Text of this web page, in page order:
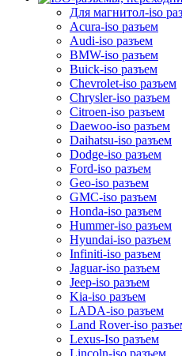
Для магнитол-iso
Acura-iso разъем
Audi-iso разъем
BMW-iso разъем
Buick-iso разъем
Chevrolet-iso разъем
Chrysler-iso разъем
Citroen-iso разъем
Daewoo-iso разъем
Daihatsu-iso разъем
Dodge-iso разъем
Ford-iso разъем
Geo-iso разъем
GMC-iso разъем
Honda-iso разъем
Hummer-iso разъем
Hyundai-iso разъем
Infiniti-iso разъем
Jaguar-iso разъем
Jeep-iso разъем
Kia-iso разъем
LADA-iso разъем
Land Rover-iso
Lexus-Iso разъем
Lincoln-iso разъем